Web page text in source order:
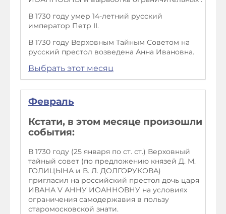
В 1730 году умер 14-летний русский
император Петр II.
В 1730 году Верховным Тайным Советом на
русский престол возведена Анна Ивановна.
Выбрать этот месяц
Февраль
Кстати, в этом месяце произошли
события:
В 1730 году (25 января по ст. ст.) Верховный
тайный совет (по предложению князей Д. М.
ГОЛИЦЫНА и В. Л. ДОЛГОРУКОВА)
пригласил на российский престол дочь царя
ИВАНА V АННУ ИОАННОВНУ на условиях
ограничения самодержавия в пользу
старомосковской знати.